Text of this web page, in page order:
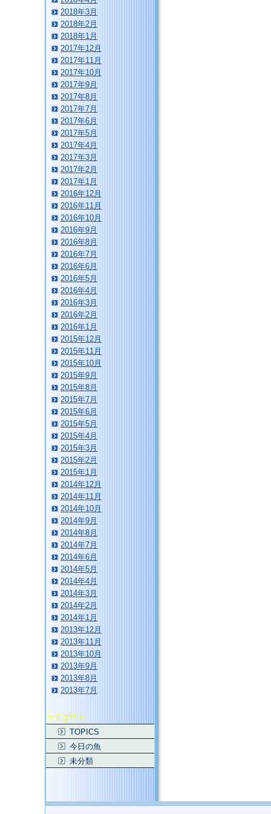
2018年3月
2018年2月
2018年1月
2017年12月
2017年11月
2017年10月
2017年9月
2017年8月
2017年7月
2017年6月
2017年5月
2017年4月
2017年3月
2017年2月
2017年1月
2016年12月
2016年11月
2016年10月
2016年9月
2016年8月
2016年7月
2016年6月
2016年5月
2016年4月
2016年3月
2016年2月
2016年1月
2015年12月
2015年11月
2015年10月
2015年9月
2015年8月
2015年7月
2015年6月
2015年5月
2015年4月
2015年3月
2015年2月
2015年1月
2014年12月
2014年11月
2014年10月
2014年9月
2014年8月
2014年7月
2014年6月
2014年5月
2014年4月
2014年3月
2014年2月
2014年1月
2013年12月
2013年11月
2013年10月
2013年9月
2013年8月
2013年7月
カテゴリー
TOPICS
今日の魚
未分類